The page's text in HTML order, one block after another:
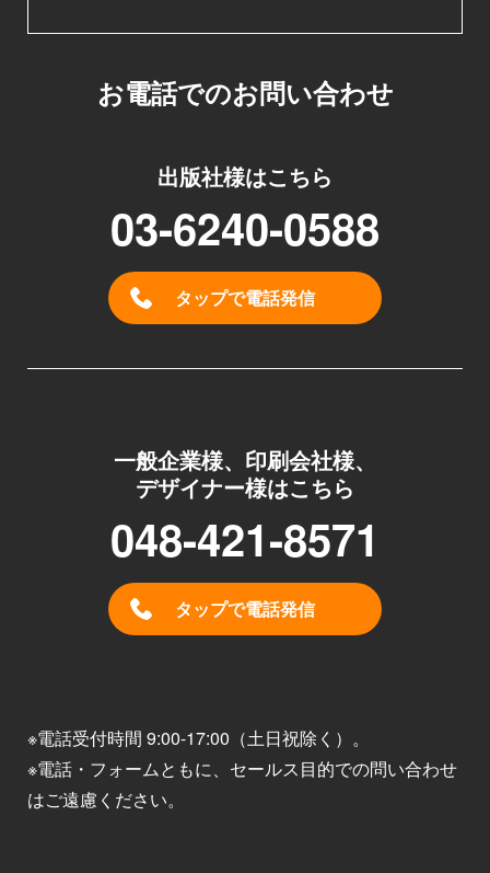
お電話でのお問い合わせ
出版社様はこちら
03-6240-0588
タップで電話発信
一般企業様、印刷会社様、
デザイナー様はこちら
048-421-8571
タップで電話発信
※電話受付時間 9:00-17:00（土日祝除く）。
※電話・フォームともに、セールス目的での問い合わせ
はご遠慮ください。